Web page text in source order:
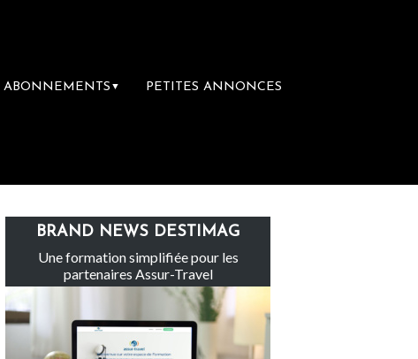
ABONNEMENTS ▼ PETITES ANNONCES
Le groupe Sainte-Claire rachète Eden
BRAND NEWS DESTIMAG
Une formation simplifiée pour les
partenaires Assur-Travel